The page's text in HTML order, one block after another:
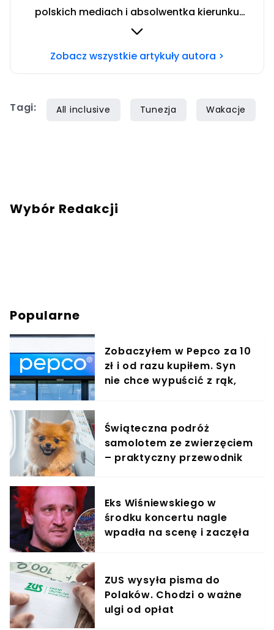
polskich mediach i absolwentka kierunku
Dziennikarstwo i Komunikacja Społeczna w
Miłośniczka włoskich regionów. Uwielbiam
Zobacz wszystkie artykuły autora >
Tagi: All inclusive Tunezja Wakacje
Wybór Redakcji
Popularne
Zobaczyłem w Pepco za 10
zł i od razu kupiłem. Syn
nie chce wypuścić z rąk,
Świąteczna podróż
samolotem ze zwierzęciem
– praktyczny przewodnik
Eks Wiśniewskiego w
środku koncertu nagle
wpadła na scenę i zaczęła
ZUS wysyła pisma do
Polaków. Chodzi o ważne
ulgi od opłat